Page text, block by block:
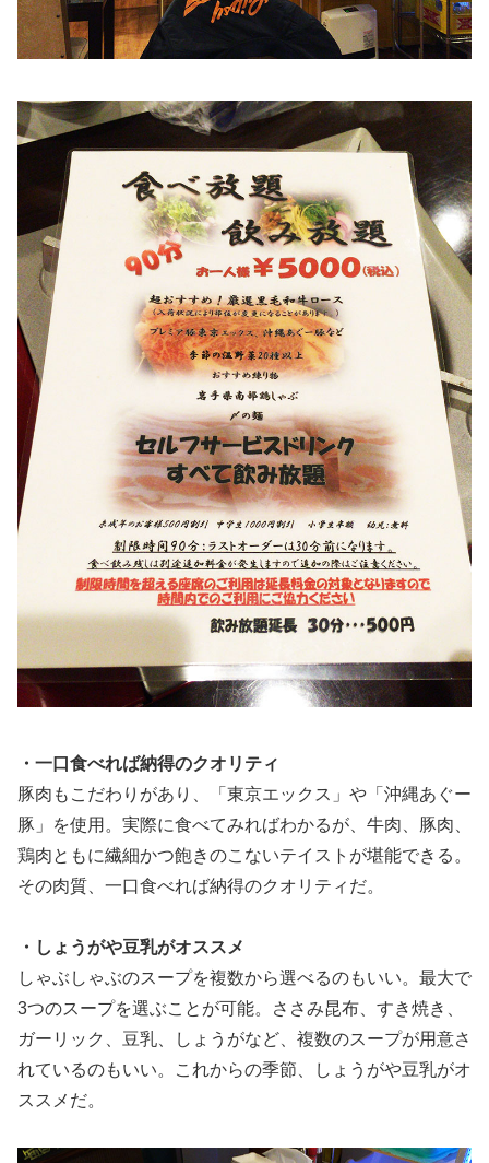
・一口食べれば納得のクオリティ
豚肉もこだわりがあり、「東京エックス」や「沖縄あぐー
豚」を使用。実際に食べてみればわかるが、牛肉、豚肉、
鶏肉ともに繊細かつ飽きのこないテイストが堪能できる。
その肉質、一口食べれば納得のクオリティだ。
・しょうがや豆乳がオススメ
しゃぶしゃぶのスープを複数から選べるのもいい。最大で
3つのスープを選ぶことが可能。ささみ昆布、すき焼き、
ガーリック、豆乳、しょうがなど、複数のスープが用意さ
れているのもいい。これからの季節、しょうがや豆乳がオ
ススメだ。